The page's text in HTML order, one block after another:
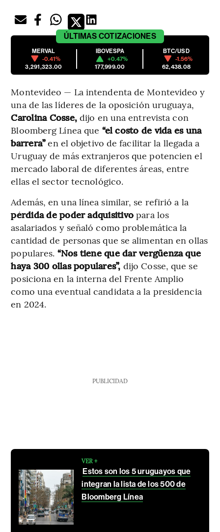
ÚLTIMAS COTIZACIONES
MERVAL
-0.41%
3,291,323.00
IBOVESPA
+0.47%
177,999.00
BTC/USD
-1.56%
62,438.08
Montevideo — La intendenta de Montevideo y
una de las líderes de la oposición uruguaya,
Carolina Cosse, dijo en una entrevista con
Bloomberg Línea que “el costo de vida es una
barrera”en el objetivo de facilitar la llegada a
Uruguay de más extranjeros que potencien el
mercado laboral de diferentes áreas, entre
ellas el sector tecnológico.
Además, en una línea similar, se refirió a la
pérdida de poder adquisitivo para los
asalariados y señaló como problemática la
cantidad de personas que se alimentan en ollas
populares. “Nos tiene que dar vergüenza que
haya 300 ollas populares”, dijo Cosse, que se
posiciona en la interna del Frente Amplio
como una eventual candidata a la presidencia
en 2024.
PUBLICIDAD
VER +
Estos son los 5 uruguayos que
integran la lista de los 500 de
Bloomberg Línea